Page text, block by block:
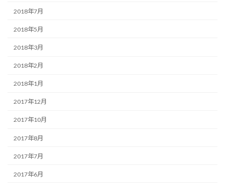
2018年7月
2018年5月
2018年3月
2018年2月
2018年1月
2017年12月
2017年10月
2017年8月
2017年7月
2017年6月